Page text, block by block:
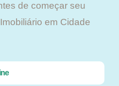
de começar seu
em Cidade